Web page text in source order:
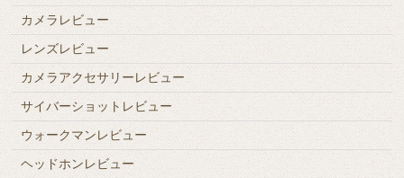
カメラレビュー
レンズレビュー
カメラアクセサリーレビュー
サイバーショットレビュー
ウォークマンレビュー
ヘッドホンレビュー